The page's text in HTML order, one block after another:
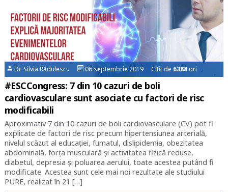
Dr. Silvia Rădulescu 06 septembrie 2019 Citit de 6388ori
#ESCCongress: 7 din 10 cazuri de boli
cardiovasculare sunt asociate cu factori de risc
modificabili
Aproximativ 7 din 10 cazuri de boli cardiovasculare (CV) pot fi
explicate de factori de risc precum hipertensiunea arterială,
nivelul scăzut al educației, fumatul, dislipidemia, obezitatea
abdominală, forța musculară și activitatea fizică reduse,
diabetul, depresia și poluarea aerului, toate acestea putând fi
modificate. Acestea sunt cele mai noi rezultate ale studiului
PURE, realizat în 21 […]